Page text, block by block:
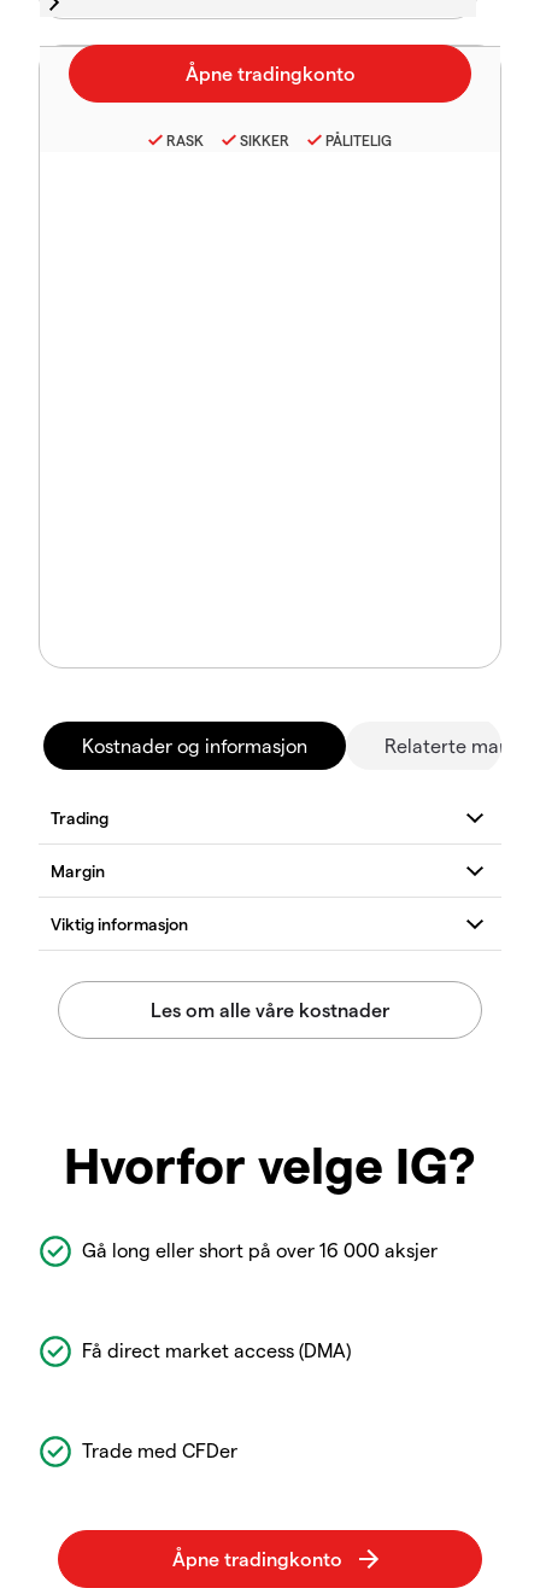
RASK SIKKER PÅLITELIG
Kostnader og informasjon Relaterte
Hvorfor velge IG?
Gå long eller short på over 16 000 aksjer
Få direct market access (DMA)
Trade med CFDer